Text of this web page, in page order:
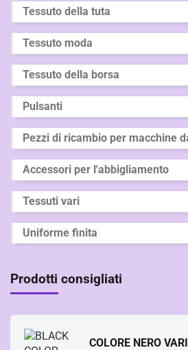
Tessuto della tuta
Tessuto moda
Tessuto della borsa
Pulsanti
Pezzi di ricambio per macchine
Accessori per l'abbigliamento
Tessuti vari
Uniforme finita
Prodotti consigliati
COLORE NERO